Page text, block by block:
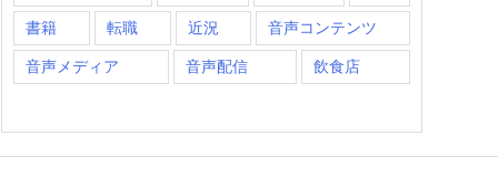
書籍 転職 近況 音声コンテンツ
音声メディア 音声配信 飲食店